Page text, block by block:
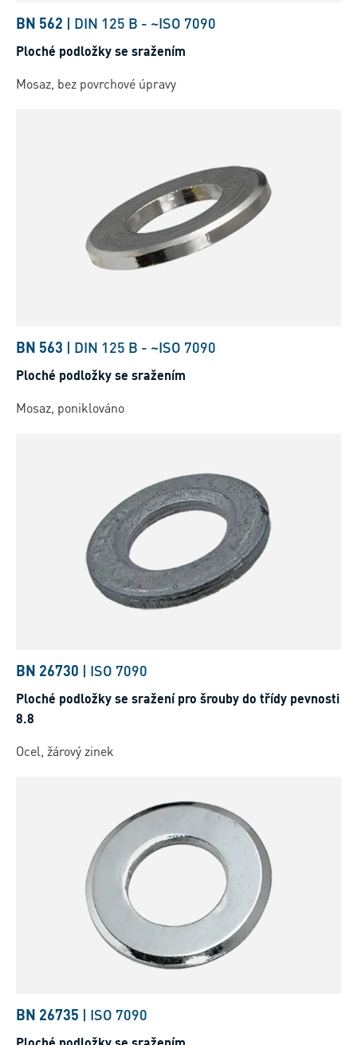
BN 562 | DIN 125 B - ~ISO 7090
Ploché podložky se sražením
Mosaz, bez povrchové úpravy
BN 563 | DIN 125 B - ~ISO 7090
Ploché podložky se sražením
Mosaz, poniklováno
BN 26730 | ISO 7090
Ploché podložky se sražení pro šrouby do třídy pevnosti
8.8
Ocel, žárový zinek
BN 26735 | ISO 7090